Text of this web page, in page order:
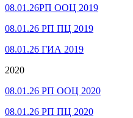
08.01.26РП ООЦ 2019
08.01.26 РП ПЦ 2019
08.01.26 ГИА 2019
2020
08.01.26 РП ООЦ 2020
08.01.26 РП ПЦ 2020